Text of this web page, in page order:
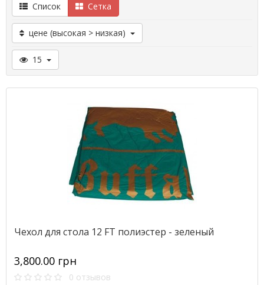
Список Сетка
цене (высокая > низкая)
15
Чехол для стола 12 FT полиэстер - зеленый
3,800.00 грн
0 отзывов